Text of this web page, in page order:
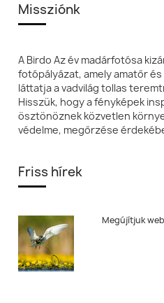
Missziónk
A Birdo Az év madárfotósa
fotópályázat, amely amatőr
láttatja a vadvilág tollas
Hisszük, hogy a fényképek
ösztönöznek közvetlen
védelme, megőrzése
Friss hírek
Megújítjuk